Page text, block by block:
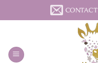
στο
CONTACT